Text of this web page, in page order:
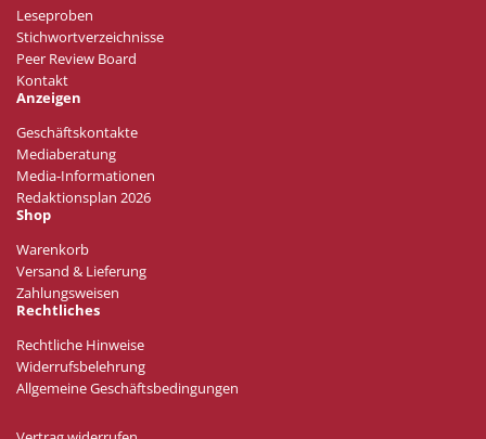
Leseproben
Stichwortverzeichnisse
Peer Review Board
Kontakt
Anzeigen
Geschäftskontakte
Mediaberatung
Media-Informationen
Redaktionsplan 2026
Shop
Warenkorb
Versand & Lieferung
Zahlungsweisen
Rechtliches
Rechtliche Hinweise
Widerrufsbelehrung
Allgemeine Geschäftsbedingungen